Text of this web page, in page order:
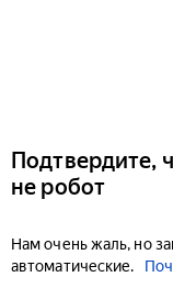
Подтвердите,
не робот
Нам очень жаль, но
автоматические.